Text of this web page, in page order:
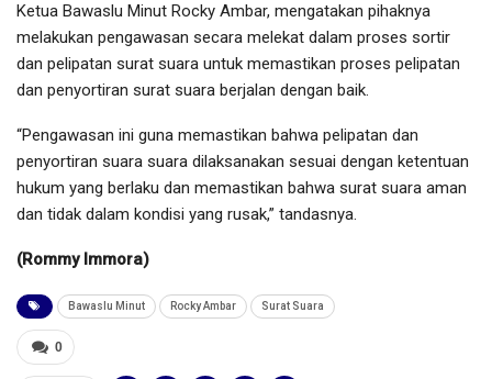
Ketua Bawaslu Minut Rocky Ambar, mengatakan pihaknya
melakukan pengawasan secara melekat dalam proses sortir
dan pelipatan surat suara untuk memastikan proses pelipatan
dan penyortiran surat suara berjalan dengan baik.
“Pengawasan ini guna memastikan bahwa pelipatan dan
penyortiran suara suara dilaksanakan sesuai dengan ketentuan
hukum yang berlaku dan memastikan bahwa surat suara aman
dan tidak dalam kondisi yang rusak,” tandasnya.
(Rommy Immora)
Bawaslu Minut Rocky Ambar Surat Suara
0